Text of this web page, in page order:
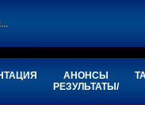
АНОНСЫ
РЕЗУЛЬТАТЫ/